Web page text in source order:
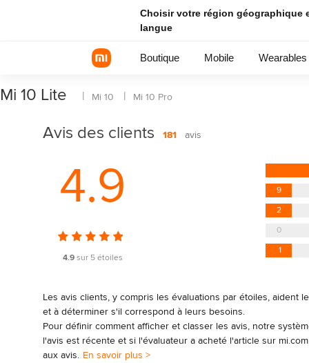
Choisir votre région géographique
langue
Boutique Mobile
Série Xiaomi
Smartphones POCO
Wearables
Mi 10 Lite Mi 10 Mi 10 Pro
Avis des clients 181 avis
4.9
4.9 sur 5 étoiles
9
2
0
1
Les avis clients, y compris les évaluations par étoiles, aident
et à déterminer s'il correspond à leurs besoins.
Pour définir comment afficher et classer les avis, notre
l'avis est récente et si l'évaluateur a acheté l'article sur
aux avis. En savoir plus >